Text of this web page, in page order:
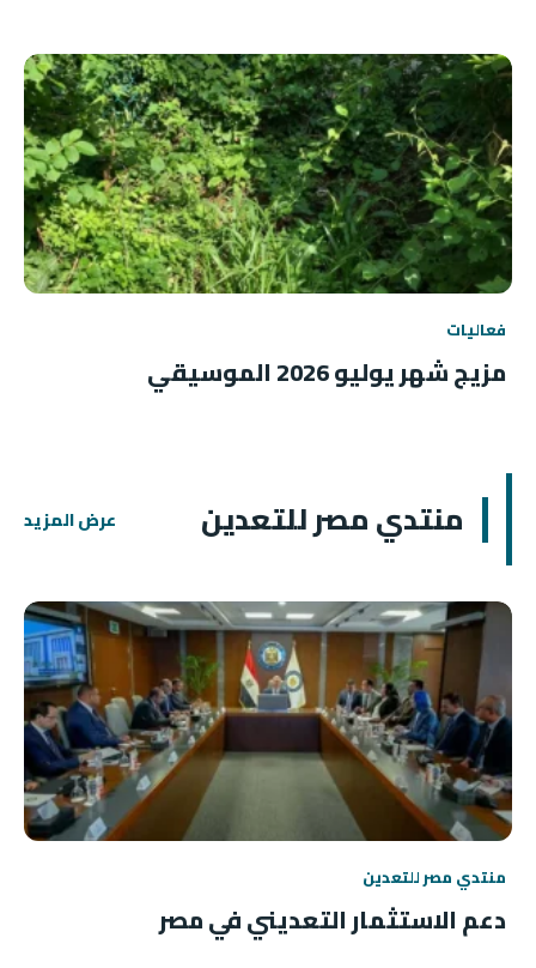
فعاليات
مزيج شهر يوليو 2026 الموسيقي
منتدي مصر للتعدين عرض المزيد
منتدي مصر للتعدين
دعم الاستثمار التعديني في مصر